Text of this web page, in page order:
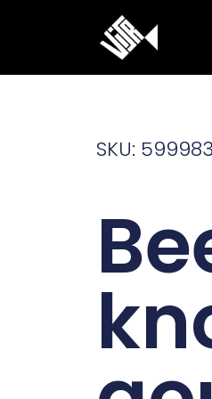
inhoud
SKU: